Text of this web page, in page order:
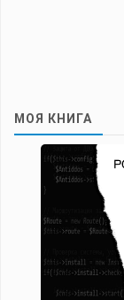
МОЯ КНИГА